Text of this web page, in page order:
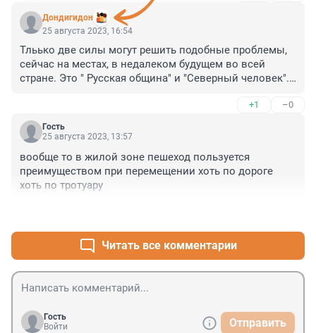
Дондигидон
25 августа 2023, 16:54
Тльько две силы могут решить подобные проблемы,
сейчас на местах, в недалеком будущем во всей
стране. Это " Русская община" и "Северный человек".
кнопка вызова помощи и Вам быстро помогут.
+1 –0
Гость
25 августа 2023, 13:57
вообще то в жилой зоне пешеход пользуется
преимуществом при перемещении хоть по дороге
хоть по тротуару
Читать все комментарии
Гость
Войти
Отправить